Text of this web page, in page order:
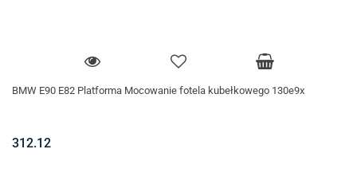
BMW E90 E82 Platforma Mocowanie fotela kubełkowego 130e9x
312.12